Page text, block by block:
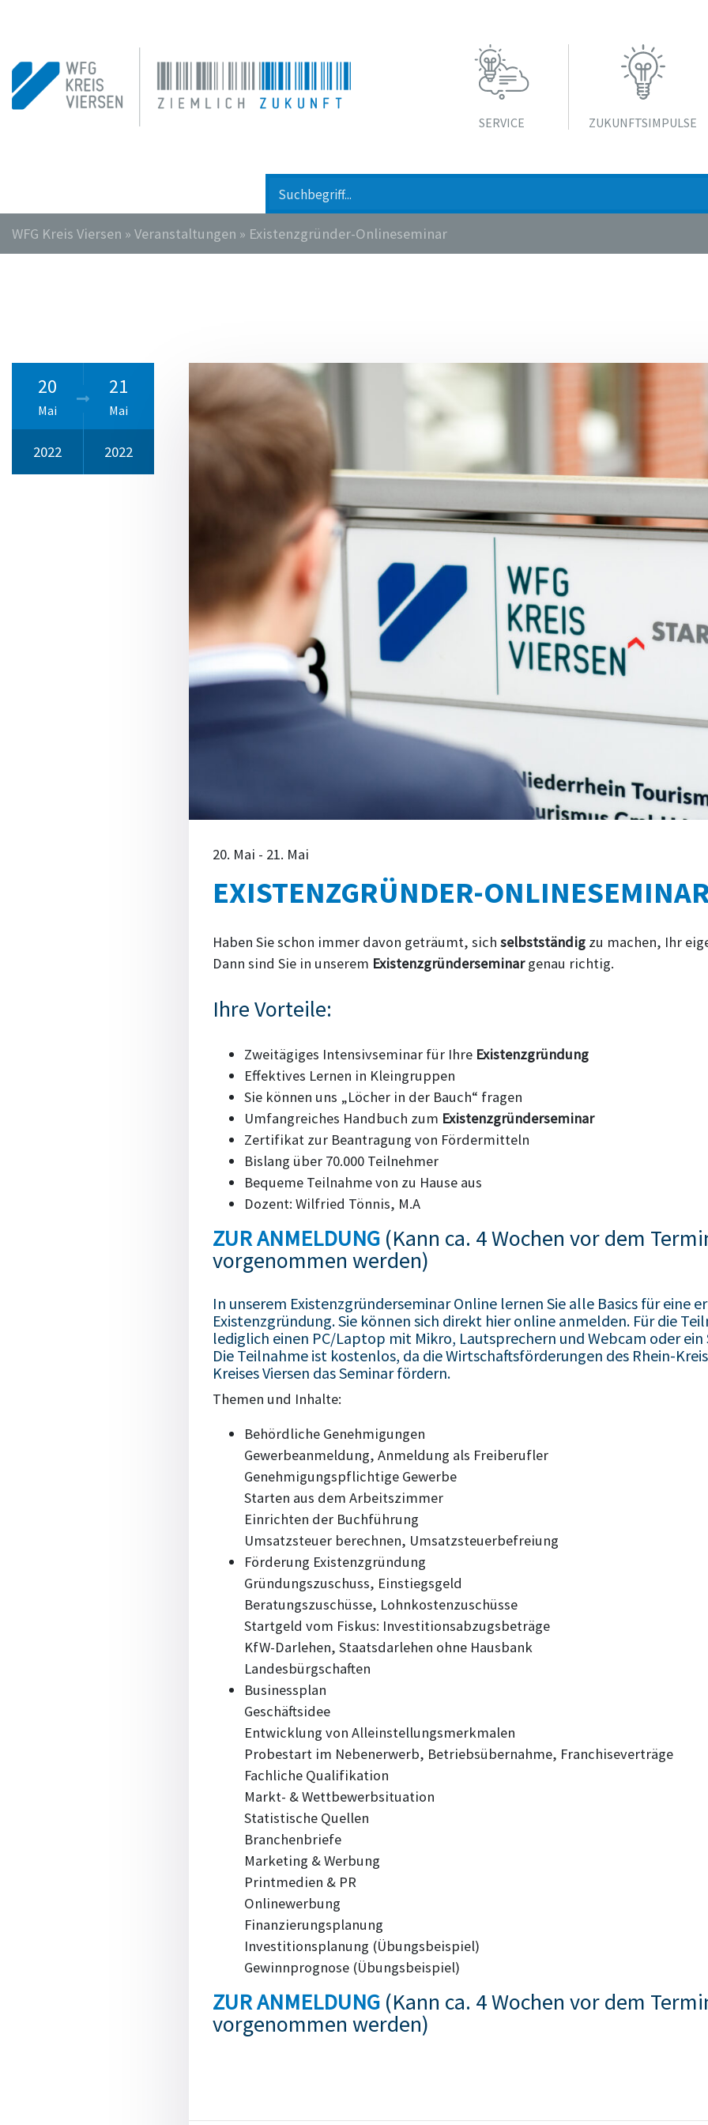
SERVICE ZUKUNFTS­IMPULSE
WFG Kreis Viersen » Veranstaltungen » Existenzgründer-Onlineseminar
20
Mai
2022
21
Mai
2022
20. Mai - 21. Mai
EXISTENZGRÜNDER-
Haben Sie schon immer davon geträumt, sich selbstständig zu machen, Ihr
Dann sind Sie in unserem Existenzgründerseminargenau richtig.
Ihre Vorteile:
Zweitägiges Intensivseminar für Ihre Existenzgründung
Effektives Lernen in Kleingruppen
Sie können uns „Löcher in der Bauch“ fragen
Umfangreiches Handbuch zum Existenzgründerseminar
Zertifikat zur Beantragung von Fördermitteln
Bislang über 70.000 Teilnehmer
Bequeme Teilnahme von zu Hause aus
Dozent: Wilfried Tönnis, M.A
ZUR ANMELDUNG (Kann ca. 4 Wochen vor dem
vorgenommen werden)
In unserem Existenzgründerseminar Online lernen Sie alle Basics für eine
Existenzgründung. Sie können sich direkt hier online anmelden. Für die
lediglich einen PC/Laptop mit Mikro, Lautsprechern und Webcam oder
Die Teilnahme ist kostenlos, da die Wirtschaftsförderungen des Rhein-
Kreises Viersen das Seminar fördern.
Themen und Inhalte:
Behördliche Genehmigungen
Gewerbeanmeldung, Anmeldung als Freiberufler
Genehmigungspflichtige Gewerbe
Starten aus dem Arbeitszimmer
Einrichten der Buchführung
Umsatzsteuer berechnen, Umsatzsteuerbefreiung
Förderung Existenzgründung
Gründungszuschuss, Einstiegsgeld
Beratungszuschüsse, Lohnkostenzuschüsse
Startgeld vom Fiskus: Investitionsabzugsbeträge
KfW-Darlehen, Staatsdarlehen ohne Hausbank
Landesbürgschaften
Businessplan
Geschäftsidee
Entwicklung von Alleinstellungsmerkmalen
Probestart im Nebenerwerb, Betriebsübernahme, Franchiseverträge
Fachliche Qualifikation
Markt- & Wettbewerbsituation
Statistische Quellen
Branchenbriefe
Marketing & Werbung
Printmedien & PR
Onlinewerbung
Finanzierungsplanung
Investitionsplanung (Übungsbeispiel)
Gewinnprognose (Übungsbeispiel)
ZUR ANMELDUNG (Kann ca. 4 Wochen vor dem
vorgenommen werden)